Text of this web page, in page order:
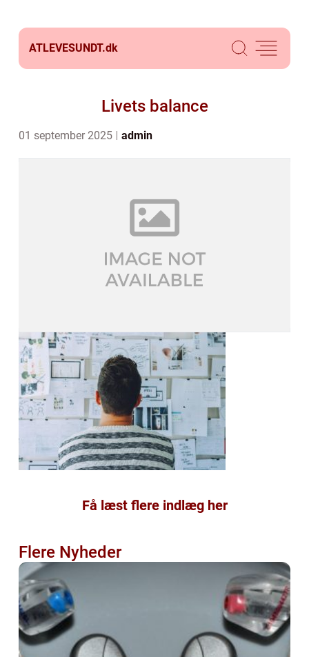
ATLEVESUNDT.dk
Livets balance
01 september 2025 admin
Få læst flere indlæg her
Flere Nyheder